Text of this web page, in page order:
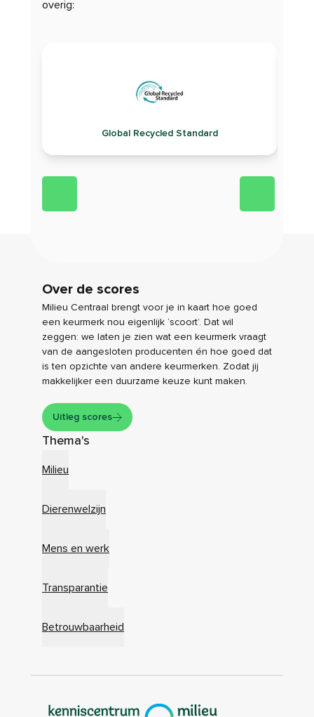
overig:
Global Recycled Standard
Over de scores
Milieu Centraal brengt voor je in kaart hoe goed
een keurmerk nou eigenlijk ‘scoort’. Dat wil
zeggen: we laten je zien wat een keurmerk vraagt
van de aangesloten producenten én hoe goed dat
is ten opzichte van andere keurmerken. Zodat jij
makkelijker een duurzame keuze kunt maken.
Uitleg scores
Thema's
Milieu
Dierenwelzijn
Mens en werk
Transparantie
Betrouwbaarheid